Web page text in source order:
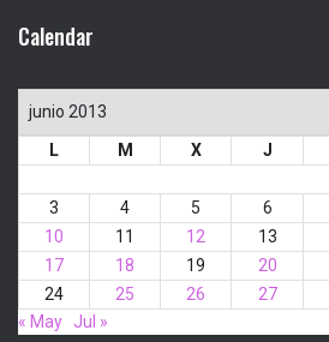
Calendar
junio 2013
L
M X J
3
4 5 6
10
11 12 13
17
18 19 20
24
25 26 27
« May Jul »